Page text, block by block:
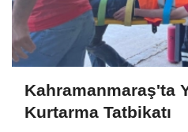
Kahramanmaraş'ta
Kurtarma Tatbikatı